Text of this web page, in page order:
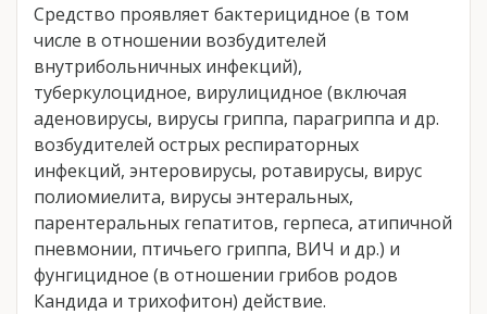
Средство проявляет бактерицидное (в том
числе в отношении возбудителей
внутрибольничных инфекций),
туберкулоцидное, вирулицидное (включая
аденовирусы, вирусы гриппа, парагриппа и др.
возбудителей острых респираторных
инфекций, энтеровирусы, ротавирусы, вирус
полиомиелита, вирусы энтеральных,
парентеральных гепатитов, герпеса, атипичной
пневмонии, птичьего гриппа, ВИЧ и др.) и
фунгицидное (в отношении грибов родов
Кандида и трихофитон) действие.